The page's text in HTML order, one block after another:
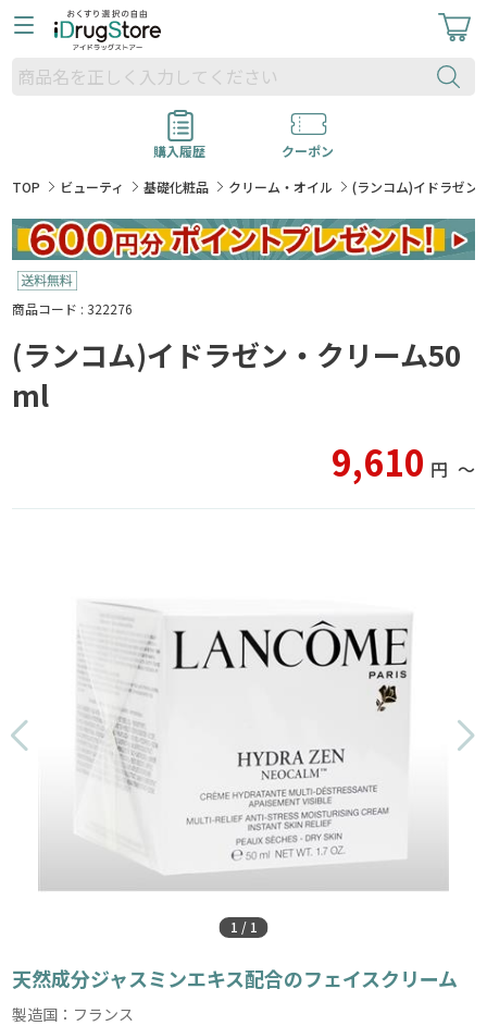
購入履歴
クーポン
TOP
ビューティ 基礎化粧品 クリーム・オイル (ランコム)イドラゼン
商品コード : 322276
(ランコム)イドラゼン・クリーム50
ml
9,610 円 〜
1 / 1
天然成分ジャスミンエキス配合のフェイスクリーム
製造国：フランス